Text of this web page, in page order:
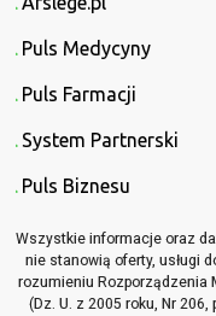
Puls Medycyny
Puls Farmacji
System Partnerski
Puls Biznesu
Wszystkie informacje oraz
nie stanowią oferty, usługi
rozumieniu Rozporządzenia
(Dz. U. z 2005 roku, Nr